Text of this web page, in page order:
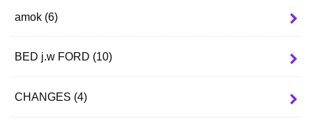
amok (6)
BED j.w FORD (10)
CHANGES (4)